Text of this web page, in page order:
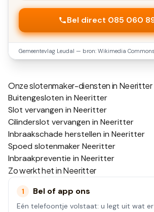
Bel direct 085 060
Gemeentevlag Leudal — bron: Wikimedia
Onze slotenmaker-diensten in Neeritter
Buitengesloten in Neeritter
Slot vervangen in Neeritter
Cilinderslot vervangen in Neeritter
Inbraakschade herstellen in Neeritter
Spoed slotenmaker Neeritter
Inbraakpreventie in Neeritter
Zo werkt het inNeeritter
1 Bel of app ons
Eén telefoontje volstaat: u legt uit wat